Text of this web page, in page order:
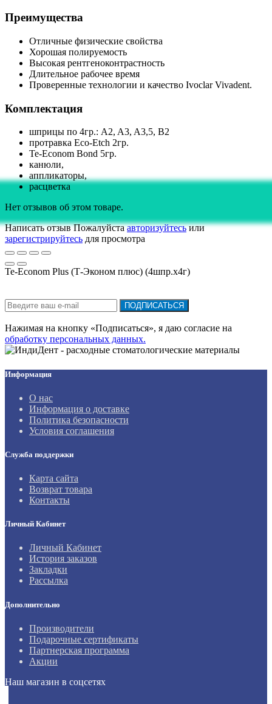
Преимущества
Отличные физические свойства
Хорошая полируемость
Высокая рентгеноконтрастность
Длительное рабочее время
Проверенные технологии и качество Ivoclar Vivadent.
Комплектация
шприцы по 4гр.: A2, A3, A3,5, B2
протравка Eco-Etch 2гр.
Te-Econom Bond 5гр.
канюли,
аппликаторы,
расцветка
Нет отзывов об этом товаре.
Написать отзывПожалуйстаавторизуйтесьили
зарегистрируйтесь для просмотра
Te-Econom Plus (Т-Эконом плюс) (4шпр.х4г)
ПОДПИСАТЬСЯ
Нажимая на кнопку «Подписаться», я даю cогласие на
обработку персональных данных.
Информация
О нас
Информация о доставке
Политика безопасности
Условия соглашения
Служба поддержки
Карта сайта
Возврат товара
Контакты
Личный Кабинет
Личный Кабинет
История заказов
Закладки
Рассылка
Дополнительно
Производители
Подарочные сертификаты
Партнерская программа
Акции
Наш магазин в соцсетях